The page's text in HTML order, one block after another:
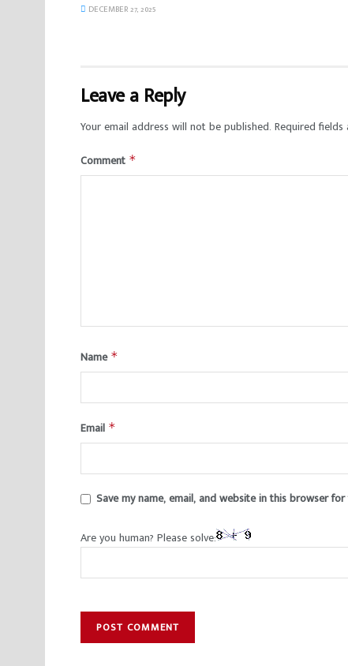
DECEMBER 27, 2025
Leave a Reply
Your email address will not be published. Required fields
Comment *
Name *
Email *
Save my name, email, and website in this browser
Are you human? Please solve: